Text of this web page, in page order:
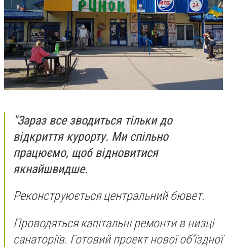
"Зараз все зводиться тільки до
відкриття курорту. Ми спільно
працюємо, щоб відновитися
якнайшвидше.
Реконструюється центральний бювет.
Проводяться капітальні ремонти в низці
санаторіїв. Готовий проект нової об’їздної